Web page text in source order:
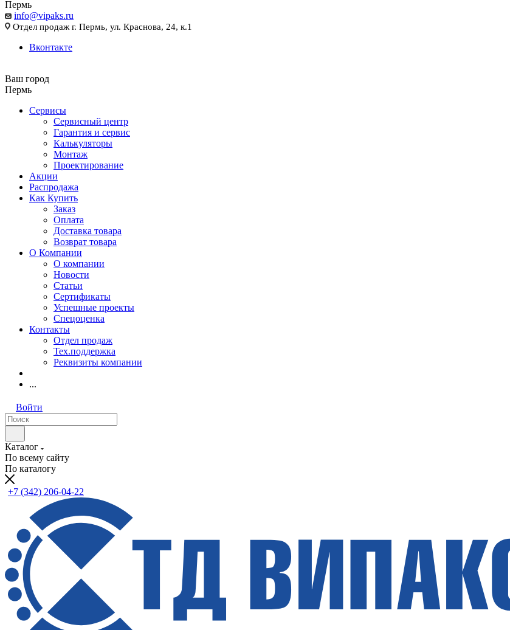
Пермь
info@vipaks.ru
Отдел продаж г. Пермь, ул. Краснова, 24, к.1
Вконтакте
Ваш город
Пермь
Сервисы
Сервисный центр
Гарантия и сервис
Калькуляторы
Монтаж
Проектирование
Акции
Распродажа
Как Купить
Заказ
Оплата
Доставка товара
Возврат товара
О Компании
О компании
Новости
Статьи
Сертификаты
Успешные проекты
Спецоценка
Контакты
Отдел продаж
Тех.поддержка
Реквизиты компании
...
Войти
Каталог
По всему сайту
По каталогу
+7 (342) 206-04-22